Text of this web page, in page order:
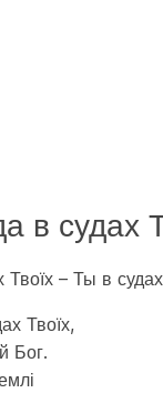
в судах
Твоїх – Ты в
Твоїх,
Бог.